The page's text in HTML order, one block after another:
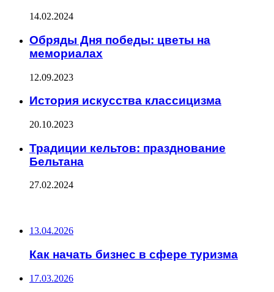
14.02.2024
Обряды Дня победы: цветы на
мемориалах
12.09.2023
История искусства классицизма
20.10.2023
Традиции кельтов: празднование
Бельтана
27.02.2024
13.04.2026
Как начать бизнес в сфере туризма
17.03.2026